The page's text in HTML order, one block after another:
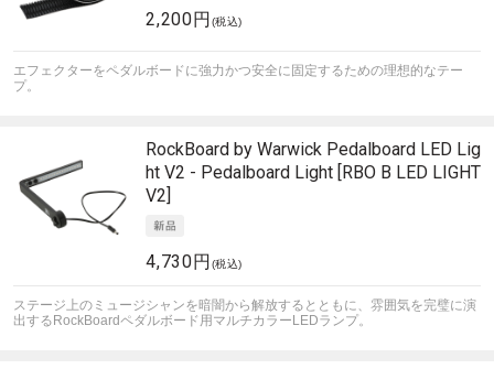
2,200円 (税込)
エフェクターをペダルボードに強力かつ安全に固定するための理想的なテー
プ。
RockBoard by Warwick Pedalboard LED Lig
ht V2 - Pedalboard Light [RBO B LED LIGHT
V2]
4,730円 (税込)
ステージ上のミュージシャンを暗闇から解放するとともに、雰囲気を完璧に演
出するRockBoardペダルボード用マルチカラーLEDランプ。